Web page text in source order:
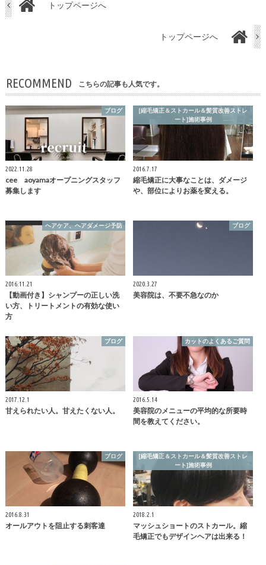
トップページへ
トップページへ
RECOMMEND こちらの記事も人気です。
ブログ
2022.11.28
cee aoyamaオープニングスタッフ
募集します
[縮毛矯正＆ストカール＆髪質改善ストレ
ート]施術事例
2016.7.17
縮毛矯正に大事なことは、ダメージ
や、部位によりお薬を変える。
ヘアケア、ヘアダメージ予防
2016.11.21
【動画付き】シャンプーの正しい洗
い方、トリートメントの有効な使い
方
ブログ
2020.3.27
美容院は、不要不急なのか
ブログ
2017.12.1
甘えられたい人。甘えたくない人。
カットのよくあるご質問
2016.5.14
美容院のメニューの平均的な所要時
間を教えてください。
ブログ
2016.8.31
オールアウトを阻止する刺客達
[縮毛矯正＆ストカール＆髪質改善ストレ
ート]施術事例
2018.2.1
マッシュショートのストカール。縮
毛矯正でもデザインヘアは出来る！